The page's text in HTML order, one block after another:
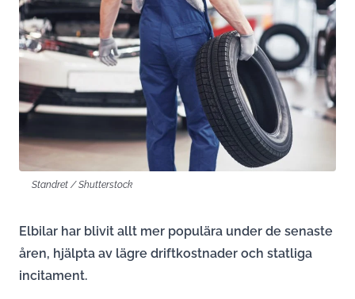
Standret / Shutterstock
Elbilar har blivit allt mer populära under de senaste
åren, hjälpta av lägre driftkostnader och statliga
incitament.